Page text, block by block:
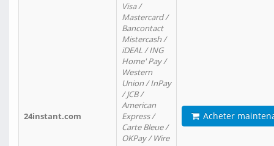
24instant.com
Visa /
Mastercard /
Bancontact
Mistercash /
iDEAL / ING
Home' Pay /
Western
Union / InPay
/ JCB /
American
Express /
Carte Bleue /
OKPay / Wire
Acheter